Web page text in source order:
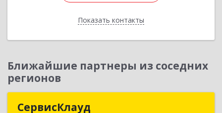
Показать контакты
Назад
Ближайшие партнеры из соседних
регионов
СервисКлауд